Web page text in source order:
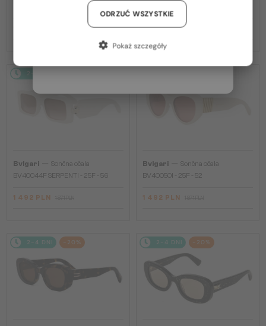
BV40044I SERPENTI - 45A - 53
1 492 PLN
2-4 DNI
Bvlgari
Sončna očala
BV40044F SERPENTI - 25F - 56
1 492 PLN
Bvlgari
Sončna očala
BV40050I - 25F - 52
1 492 PLN
2-4 DNI -20% 2-4 DNI -20%
Niemcy / DE
Włochy / IT
ODRZUĆ WSZYSTKIE
Pokaż szczegóły